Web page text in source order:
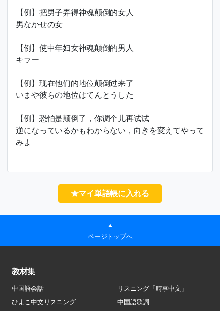
【例】把男子弄得神魂颠倒的女人
男なかせの女
【例】使中年妇女神魂颠倒的男人
キラー
【例】现在他们的地位颠倒过来了
いまや彼らの地位はてんとうした
【例】恐怕是颠倒了，你调个儿再试试
逆になっているかもわからない，向きを変えてやって
みよ
★マイ単語帳に入れる
▲
ページトップへ
教材集
中国語会話
リスニング「時事中文」
ひよこ中文リスニング
中国語歌詞